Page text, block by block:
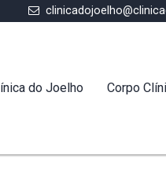
do Joelho Corpo